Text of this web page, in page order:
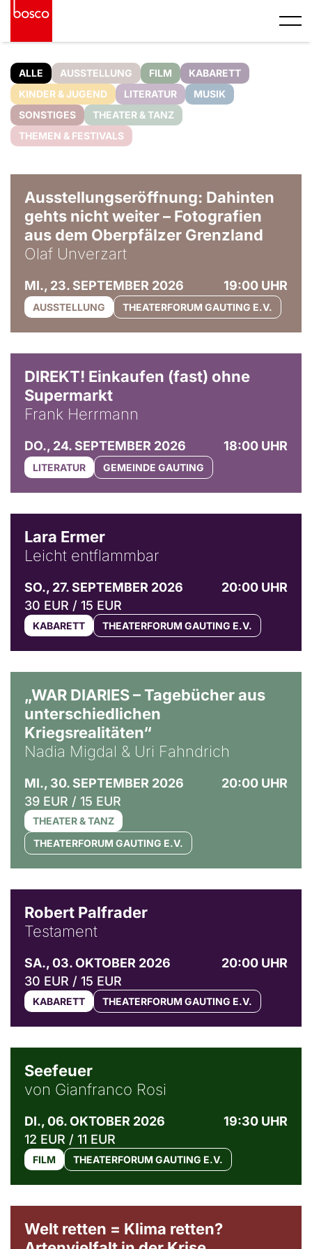
ALLE AUSSTELLUNG FILM
KABARETT
KINDER & JUGEND
LITERATUR
MUSIK
SONSTIGES
THEATER & TANZ
THEMEN & FESTIVALS
Ausstellungseröffnung: Dahinten
gehts nicht weiter – Fotografien
aus dem Oberpfälzer Grenzland
Olaf Unverzart
MI., 23. SEPTEMBER 2026 19:00 UHR
AUSSTELLUNG THEATERFORUM GAUTING E.V.
DIREKT! Einkaufen (fast) ohne
Supermarkt
Frank Herrmann
DO., 24. SEPTEMBER 2026 18:00 UHR
LITERATUR GEMEINDE GAUTING
Lara Ermer
Leicht entflammbar
SO., 27. SEPTEMBER 2026
20:00 UHR
30 EUR / 15 EUR
KABARETT THEATERFORUM GAUTING E.V.
„WAR DIARIES – Tagebücher aus
unterschiedlichen
Kriegsrealitäten“
Nadia Migdal & Uri Fahndrich
MI., 30. SEPTEMBER 2026
20:00 UHR
39 EUR / 15 EUR
THEATER & TANZ
THEATERFORUM GAUTING E.V.
Robert Palfrader
Testament
SA., 03. OKTOBER 2026
20:00 UHR
30 EUR / 15 EUR
KABARETT THEATERFORUM GAUTING E.V.
Seefeuer
von Gianfranco Rosi
DI., 06. OKTOBER 2026
19:30 UHR
12 EUR / 11 EUR
FILM THEATERFORUM GAUTING E.V.
Welt retten = Klima retten?